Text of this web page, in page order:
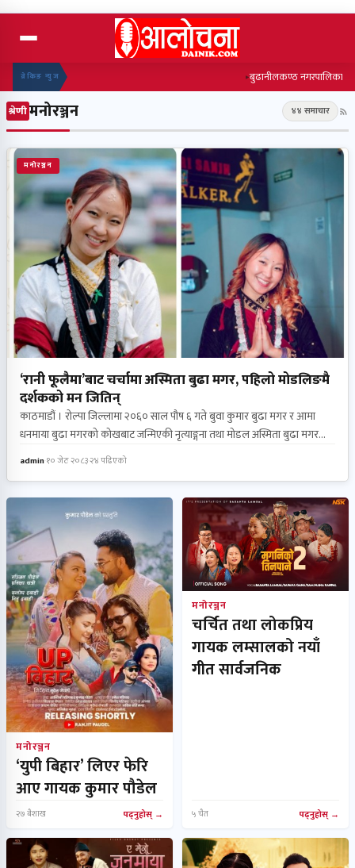
ब्रेकिङ न्युज बुढानीलकण्ठ नगरपालिकाले
श्रेणीमनोरञ्जन ४४ समाचार
मनोरञ्जन
‘रानी फूलैमा’बाट चर्चामा अस्मिता बुढा मगर, पहिलो मोडलिङमै
दर्शकको मन जितिन्
काठमाडौं । रोल्पा जिल्लामा २०६० साल पौष ६ गते बुवा कुमार बुढा मगर र आमा
धनमाया बुढा मगरको कोखबाट जन्मिएकी नृत्याङ्गना तथा मोडल अस्मिता बुढा मगर
यतिबेला नेपाली लोकसङ्गीत क्षेत्रमा चर्चाको केन्द्र बन्न थालेकी छन् । गीत–सङ्गीतलाई
हो । नेपाली लोकसङ्गीत क्षेत्रका स्थापित कलाकारहरू नीता थापा मगर, सुनिता थापा
मगर, कमल घर्ती मगरर दीपक घर्ती मगरको स्वर रहेको…
admin१० जेठ २०८३२४ पढिएको
मनोरञ्जन
‘युपी बिहार’ लिएर फेरि
आए गायक कुमार पौडेल
२७ बैशाख पढ्नुहोस्
मनोरञ्जन
चर्चित तथा लोकप्रिय
गायक लम्सालको नयाँ
गीत सार्वजनिक
५ चैत पढ्नुहोस्